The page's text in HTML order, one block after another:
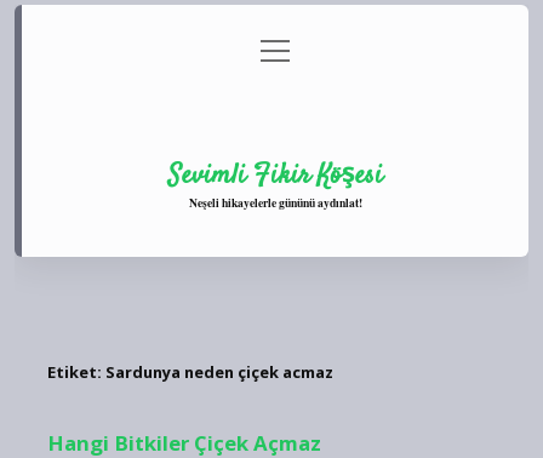
Gizlilik Politikası
menüyü
aç
Sevimli Fikir Köşesi
Neşeli hikayelerle gününü aydınlat!
Etiket: Sardunya neden çiçek acmaz
Hangi Bitkiler Çiçek Açmaz